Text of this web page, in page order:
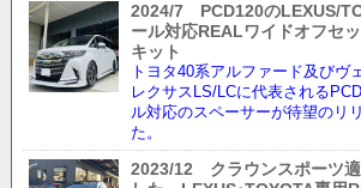
2024/7 PCD120のLEXUS/
ール対応REALワイドオフセ
キット
トヨタ40系アルファード及びヴ
レクサスLS/LCに代表される
ル対応のスペーサーが待望のリ
た。
2023/12 クラウンスポーツ適